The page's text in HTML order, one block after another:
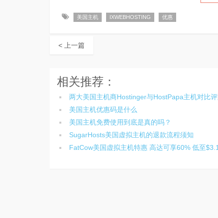
美国主机 IXWEBHOSTING 优惠
< 上一篇
相关推荐：
两大美国主机商Hostinger与HostPapa主机对比评
美国主机优惠码是什么
美国主机免费使用到底是真的吗？
SugarHosts美国虚拟主机的退款流程须知
FatCow美国虚拟主机特惠 高达可享60% 低至